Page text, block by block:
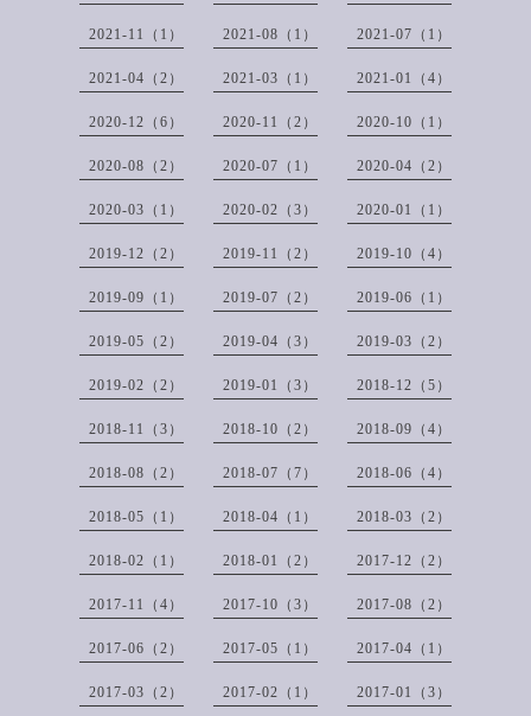
2021-11（1） 2021-08（1） 2021-07（1）
2021-04（2） 2021-03（1） 2021-01（4）
2020-12（6） 2020-11（2） 2020-10（1）
2020-08（2） 2020-07（1） 2020-04（2）
2020-03（1） 2020-02（3） 2020-01（1）
2019-12（2） 2019-11（2） 2019-10（4）
2019-09（1） 2019-07（2） 2019-06（1）
2019-05（2） 2019-04（3） 2019-03（2）
2019-02（2） 2019-01（3） 2018-12（5）
2018-11（3） 2018-10（2） 2018-09（4）
2018-08（2） 2018-07（7） 2018-06（4）
2018-05（1） 2018-04（1） 2018-03（2）
2018-02（1） 2018-01（2） 2017-12（2）
2017-11（4） 2017-10（3） 2017-08（2）
2017-06（2） 2017-05（1） 2017-04（1）
2017-03（2） 2017-02（1） 2017-01（3）